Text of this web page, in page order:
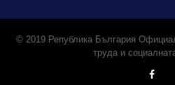
© 2019 Република България
труда и